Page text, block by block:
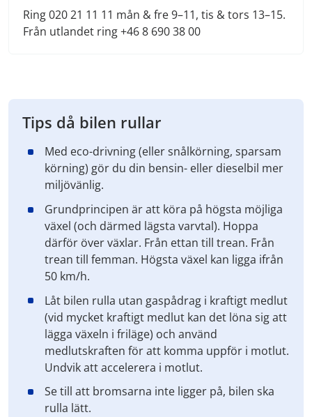
Ring 020 21 11 11 mån & fre 9–11, tis & tors 13–15.
Från utlandet ring +46 8 690 38 00
Tips då bilen rullar
Med eco-drivning (eller snålkörning, sparsam
körning) gör du din bensin- eller dieselbil mer
miljövänlig.
Grundprincipen är att köra på högsta möjliga
växel (och därmed lägsta varvtal). Hoppa
därför över växlar. Från ettan till trean. Från
trean till femman. Högsta växel kan ligga ifrån
50 km/h.
Låt bilen rulla utan gaspådrag i kraftigt medlut
(vid mycket kraftigt medlut kan det löna sig att
lägga växeln i friläge) och använd
medlutskraften för att komma uppför i motlut.
Undvik att accelerera i motlut.
Se till att bromsarna inte ligger på, bilen ska
rulla lätt.